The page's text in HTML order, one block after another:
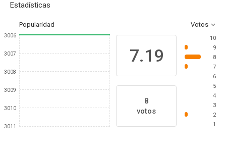
Estadísticas
Popularidad Votos
3006
3007
3008
3009
3010
3011
7.19
8
votos
10
9
8
7
6
5
4
3
2
1